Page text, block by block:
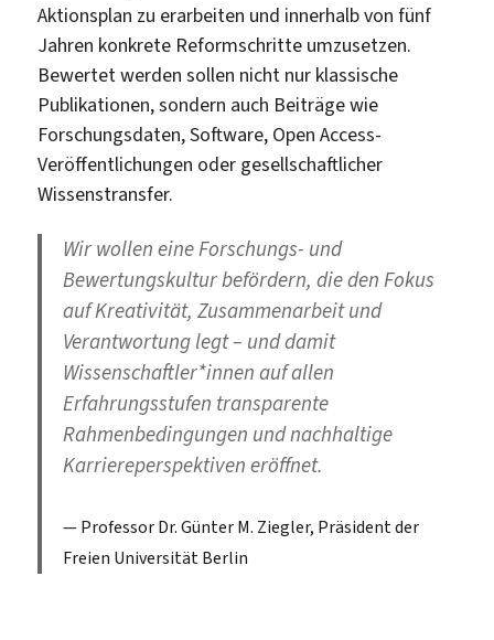
Aktionsplan zu erarbeiten und innerhalb von fünf
Jahren konkrete Reformschritte umzusetzen.
Bewertet werden sollen nicht nur klassische
Publikationen, sondern auch Beiträge wie
Forschungsdaten, Software, Open Access-
Veröffentlichungen oder gesellschaftlicher
Wissenstransfer.
Wir wollen eine Forschungs- und
Bewertungskultur befördern, die den Fokus
auf Kreativität, Zusammenarbeit und
Verantwortung legt – und damit
Wissenschaftler*innen auf allen
Erfahrungsstufen transparente
Rahmenbedingungen und nachhaltige
Karriereperspektiven eröffnet.
Professor Dr. Günter M. Ziegler, Präsident der
Freien Universität Berlin